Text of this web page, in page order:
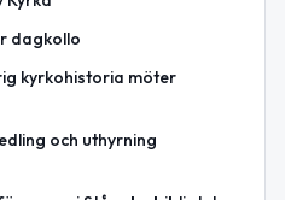
dagkollo
kyrkohistoria möter
och uthyrning